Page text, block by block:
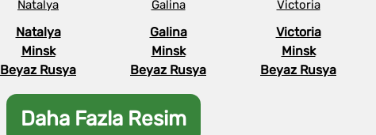
Natalya
Minsk
Beyaz Rusya
Galina
Minsk
Beyaz Rusya
Victoria
Minsk
Beyaz Rusya
Daha Fazla Resim